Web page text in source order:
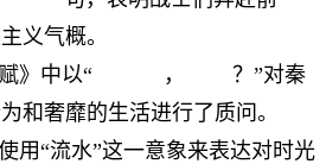
义气概。
宫赋》中以“ ， ？”对秦
和奢靡的生活进行了质问。
用“流水”这一意象来表达对时光